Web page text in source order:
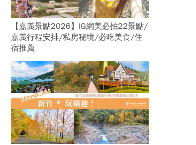
【嘉義景點2026】IG網美必拍22景點/
嘉義行程安排/私房秘境/必吃美食/住
宿推薦